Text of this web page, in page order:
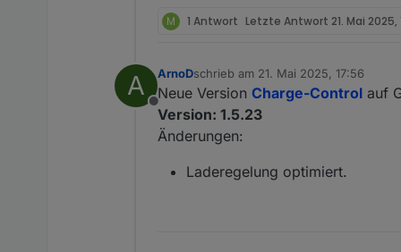
M 1 Antwort Letzte Antwort 21. Mai 2025,
A
Offline
ArnoDschrieb am 21. Mai 2025, 17:56
zuletzt editiert von
Neue Version Charge-Control auf
Version: 1.5.23
Änderungen:
Laderegelung optimiert.